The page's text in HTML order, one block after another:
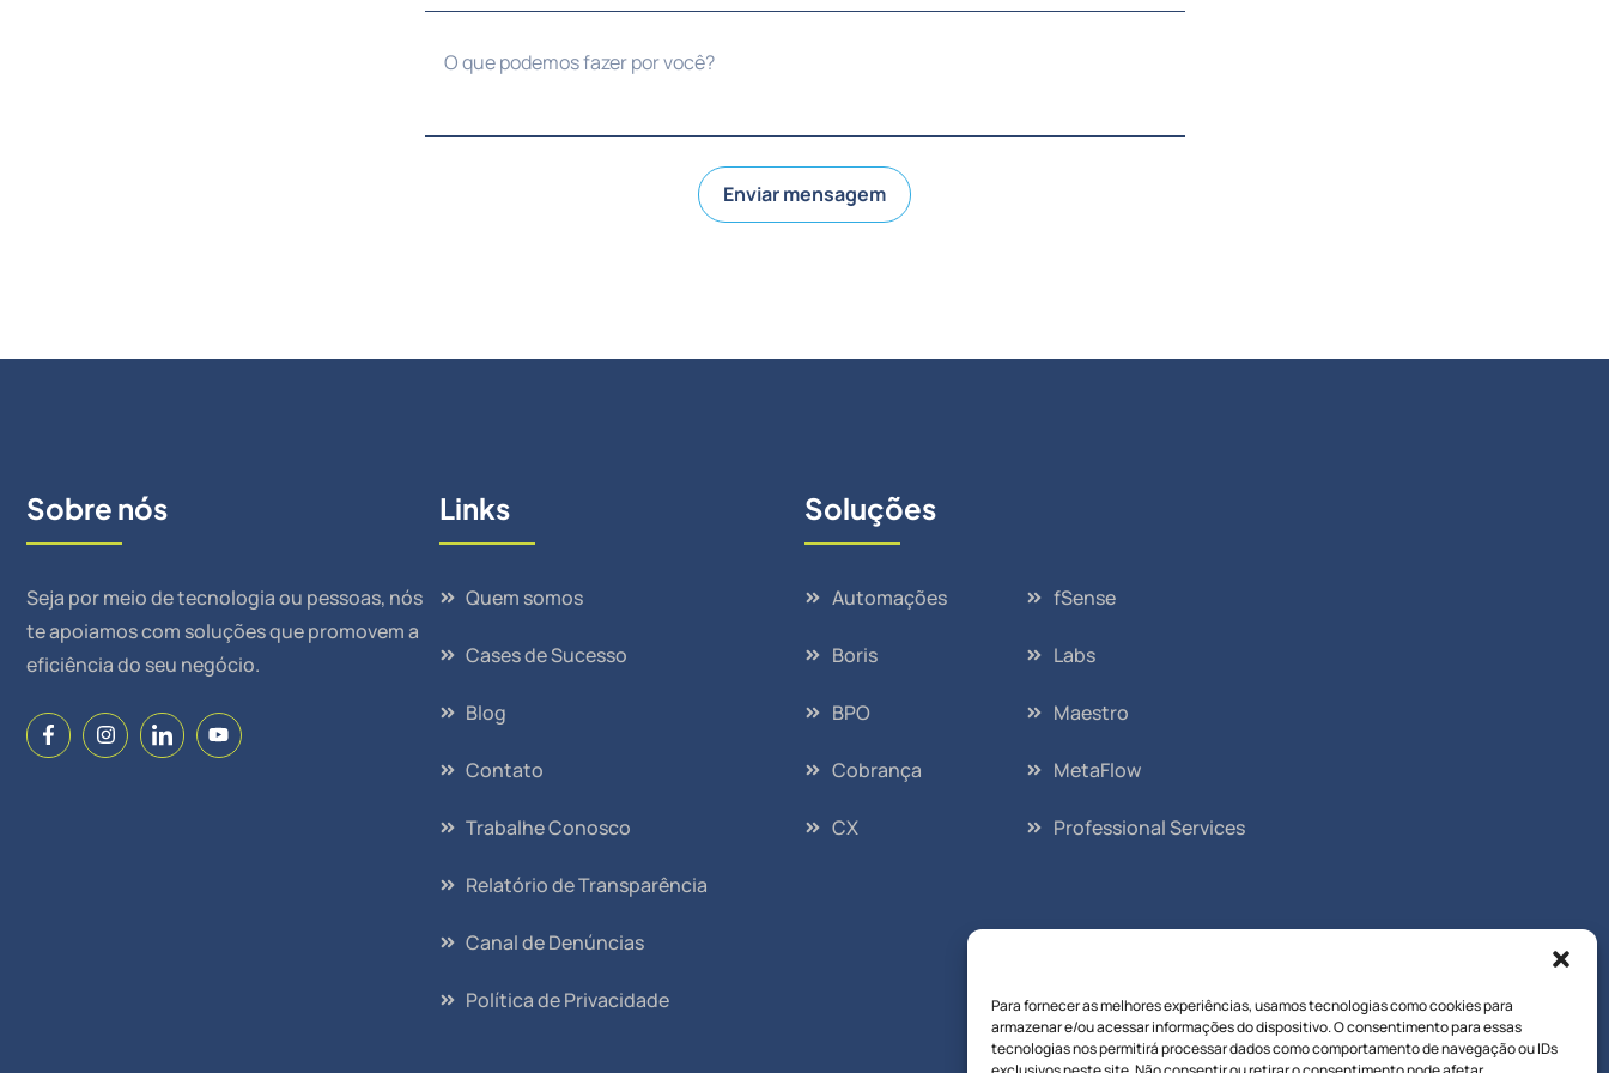
Para fornecer as melhores experiências, usamos tecnologias como cookies para
armazenar e/ou acessar informações do dispositivo. O consentimento para essas
tecnologias nos permitirá processar dados como comportamento de navegação ou IDs
Enviar mensagem
Sobre nós
Seja por meio de tecnologia ou pessoas, nós
te apoiamos com soluções que promovem a
eficiência do seu negócio.
Links
Quem somos
Cases de Sucesso
Blog
Contato
Trabalhe Conosco
Relatório de Transparência
Canal de Denúncias
Política de Privacidade
Soluções
Automações
Boris
BPO
Cobrança
CX
fSense
Labs
Maestro
MetaFlow
Professional Services